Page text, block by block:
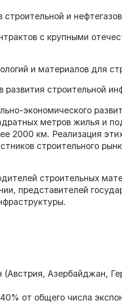
и
с крупными
и материалов для
строительной
экономического
метров жилья и
2000 км. Реализация
строительного
строительных
представителей
(Австрия, Азербайджан,
от общего числа